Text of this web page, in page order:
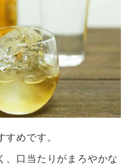
すめです。
、口当たりがまろやかな